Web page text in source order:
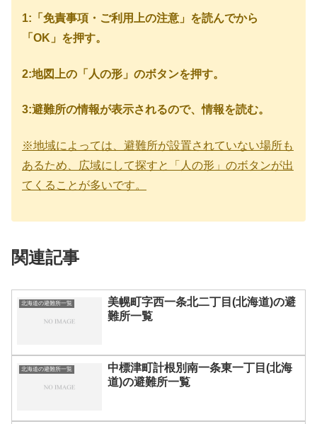
1:「免責事項・ご利用上の注意」を読んでから
「OK」を押す。
2:地図上の「人の形」のボタンを押す。
3:避難所の情報が表示されるので、情報を読む。
※地域によっては、避難所が設置されていない場所も
あるため、広域にして探すと「人の形」のボタンが出
てくることが多いです。
関連記事
北海道の避難所一覧
美幌町字西一条北二丁目(北海道)の避
難所一覧
北海道の避難所一覧
中標津町計根別南一条東一丁目(北海
道)の避難所一覧